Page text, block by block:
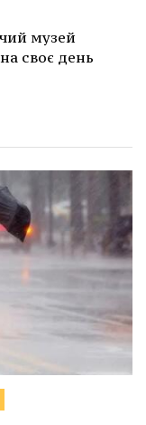
музей
своє день